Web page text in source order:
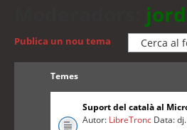
Publica un nou tema
Temes
Suport del català al
Autor: LibreTronc Data: